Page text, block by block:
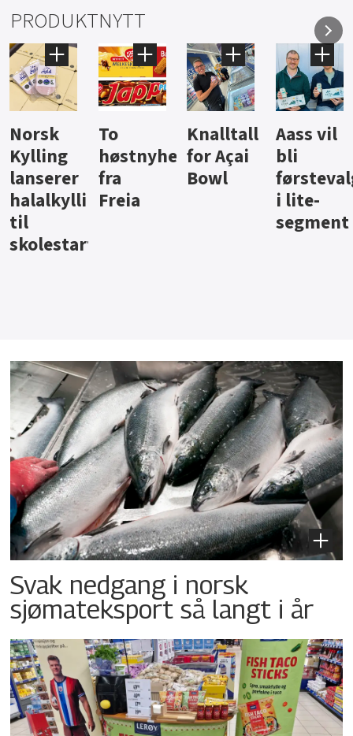
PRODUKTNYTT
Knalltall
for Açai
Bowl
bli
førstevalg
i lite-
Brus og
jus fra
Berentsen
Hard
Hansa
Svak nedgang i norsk
sjømateksport så langt i år